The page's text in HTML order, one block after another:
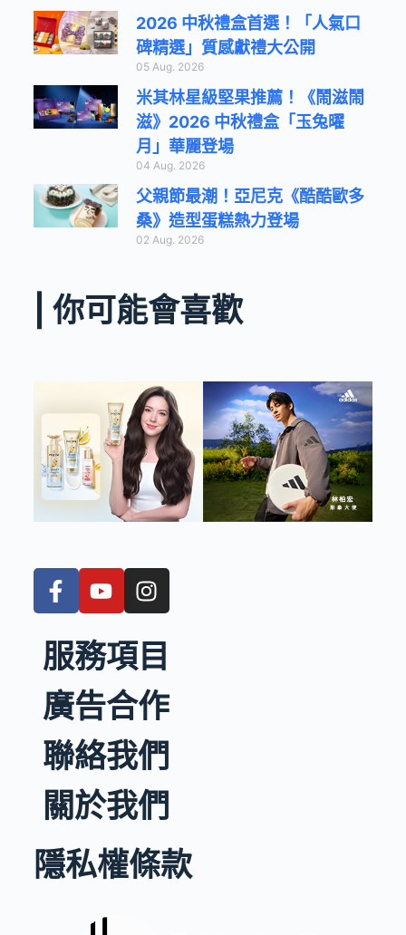
2026 中秋禮盒首選！「人氣口
碑精選」質感獻禮大公開
05 Aug. 2026
米其林星級堅果推薦！《鬧滋鬧
滋》2026 中秋禮盒「玉兔曜
月」華麗登場
04 Aug. 2026
父親節最潮！亞尼克《酷酷歐多
桑》造型蛋糕熱力登場
02 Aug. 2026
| 你可能會喜歡
服務項目
廣告合作
聯絡我們
關於我們
隱私權條款